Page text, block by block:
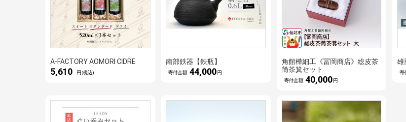
A-FACTORY AOMORI CIDRE
5,610 円(税込)
南部鉄器【鉄瓶】
寄付金額 44,000円
角館樺細工《冨岡商店》総皮茶
筒茶箕セット
寄付金額 40,000 円
雄
寄